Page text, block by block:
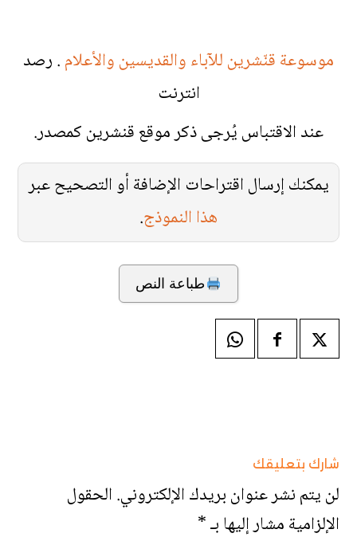
موسوعة قنّشرين للآباء والقديسين والأعلام. رصد
انترنت
عند الاقتباس يُرجى ذكر موقع قنشرين كمصدر.
يمكنك إرسال اقتراحات الإضافة أو التصحيح عبر
هذا النموذج.
طباعة النص
شارك بتعليقك
لن يتم نشر عنوان بريدك الإلكتروني.الحقول
الإلزامية مشار إليها بـ*